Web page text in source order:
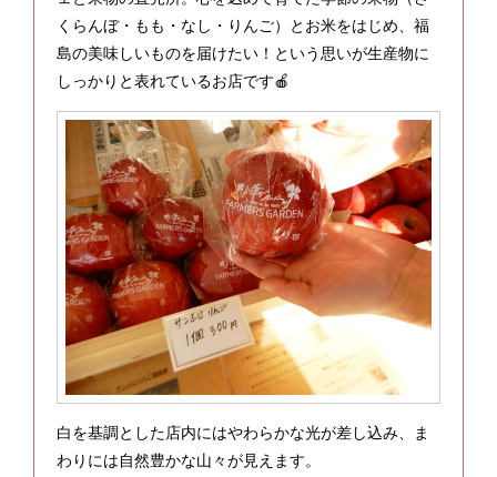
くらんぼ・もも・なし・りんご）とお米をはじめ、福
島の美味しいものを届けたい！という思いが生産物に
しっかりと表れているお店です🍎
白を基調とした店内にはやわらかな光が差し込み、ま
わりには自然豊かな山々が見えます。